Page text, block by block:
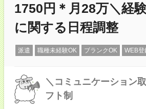
1750円＊月28万＼経
に関する日程調整
派遣 職種未経験OK ブランクOK WEB登
＼コミュニケーション
フト制